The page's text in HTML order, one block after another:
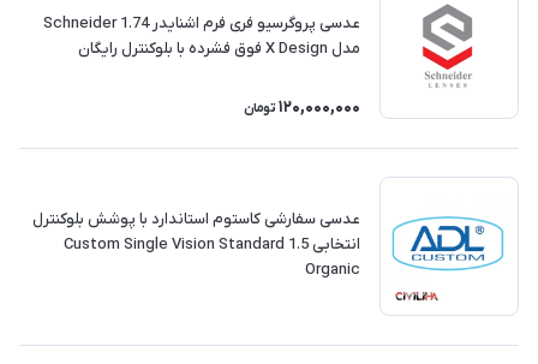
عدسی پروگرسیو فری فرم اشنایدر Schneider 1.74
مدل X Design فوق فشرده با بلوکنترل رایگان
120,000,000 تومان
عدسی سفارشی کاستوم استاندارد با پوشش بلوکنترل
انتخابی Custom Single Vision Standard 1.5
Organic